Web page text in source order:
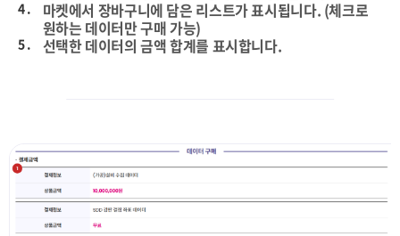
4 .
마켓에서 장바구니에 담은 리스트가 표시됩니다. (체크로
원하는 데이터만 구매 가능)
5 . 선택한 데이터의 금액 합계를 표시합니다.